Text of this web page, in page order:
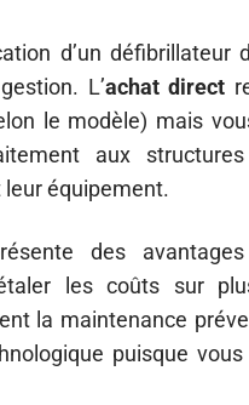
d’un
L’achat direct
le modèle) mais
aux
équipement.
des avantages
les coûts sur
la maintenance
puisque